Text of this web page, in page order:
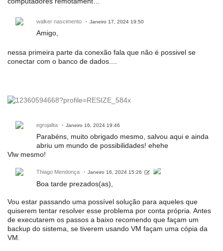
walker nascimento Janeiro 17, 2024 19:50
Amigo,
nessa primeira parte da conexão fala que não é possivel se
conectar com o banco de dados....
egrojalita Janeiro 16, 2024 19:46
Parabéns, muito obrigado mesmo, salvou aqui e ainda
abriu um mundo de possibilidades! ehehe
Vlw mesmo!
Thiago Mendonça Janeiro 16, 2024 15:26
Boa tarde prezados(as),
Vou estar passando uma possível solução para aqueles que
quiserem tentar resolver esse problema por conta própria. Antes
de executarem os passos a baixo recomendo que façam um
backup do sistema, se tiverem usando VM façam uma cópia da
VM.